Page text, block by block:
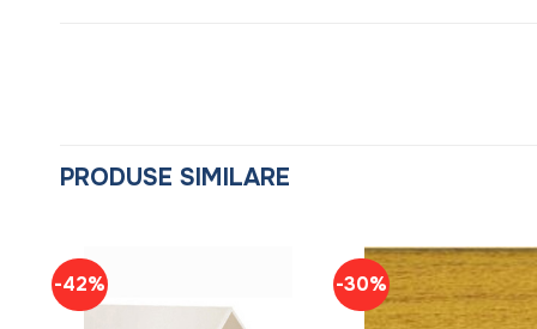
PRODUSE SIMILARE
-42% -30%